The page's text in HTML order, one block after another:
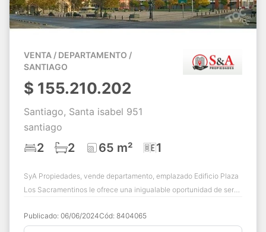
VENTA / DEPARTAMENTO /
SANTIAGO
$ 155.210.202
Santiago, Santa isabel 951
santiago
2 2 65 m² 1
SyA Propiedades, vende departamento, emplazado Edificio Plaza
Los Sacramentinos le ofrece una inigualable oportunidad de ser
Publicado: 06/06/2024Cód: 8404065